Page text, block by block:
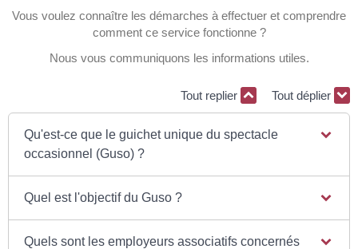
Vous voulez connaître les démarches à effectuer et comprendre
comment ce service fonctionne ?
Nous vous communiquons les informations utiles.
Tout replier Tout déplier
Qu'est-ce que le guichet unique du spectacle
occasionnel (Guso) ?
Quel est l'objectif du Guso ?
Quels sont les employeurs associatifs concernés